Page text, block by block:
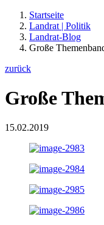
Startseite
Landrat | Politik
Landrat-Blog
Große
zurück
Große
15.02.2019